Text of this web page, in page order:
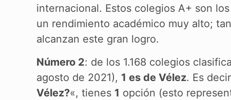
internacional. Estos colegios A+ son
un rendimiento académico muy alto;
alcanzan este gran logro.
Número 2: de los 1.168 colegios
agosto de 2021), 1 es de Vélez. Es
Vélez?«, tienes 1 opción (esto